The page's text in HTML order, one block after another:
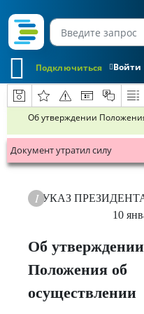
Войти
Подключиться
Об утверждении
Документ утратил силу
УКАЗ
10
Об утверждении
Положения об
осуществлении